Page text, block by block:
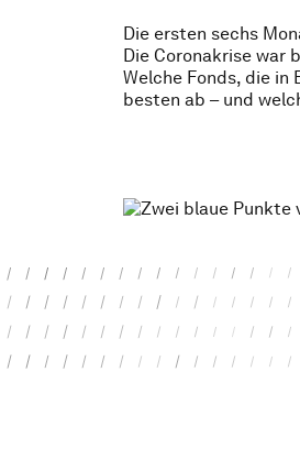
Die ersten sechs
Die Coronakrise war
Welche Fonds, die in
besten ab – und